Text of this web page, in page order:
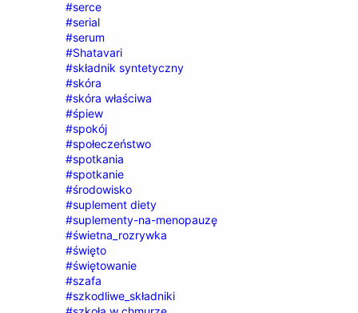
#serce
#serial
#serum
#Shatavari
#składnik syntetyczny
#skóra
#skóra właściwa
#śpiew
#spokój
#społeczeństwo
#spotkania
#spotkanie
#środowisko
#suplement diety
#suplementy-na-menopauzę
#świetna_rozrywka
#święto
#świętowanie
#szafa
#szkodliwe_składniki